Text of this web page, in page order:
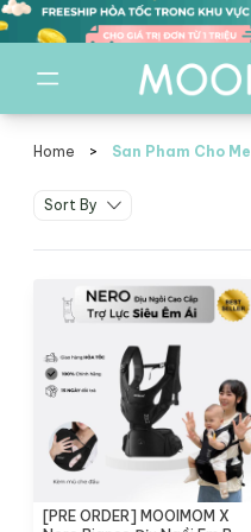
Home > San Pham Cho Me
san pham cho me
Sort By
[PRE ORDER] MOOIMOM X